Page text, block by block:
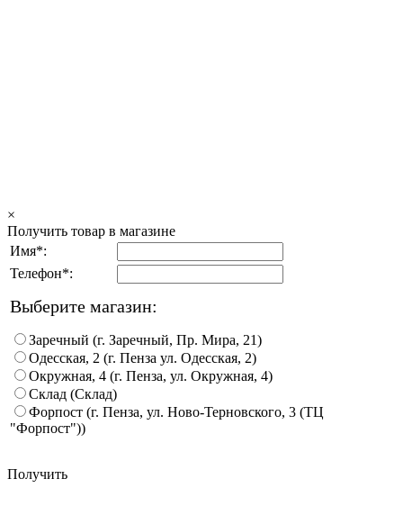
×
Получить товар в магазине
Имя*:
Телефон*:
Выберите магазин:
Заречный (г. Заречный, Пр. Мира, 21)
Одесская, 2 (г. Пенза ул. Одесская, 2)
Окружная, 4 (г. Пенза, ул. Окружная, 4)
Склад (Склад)
Форпост (г. Пенза, ул. Ново-Терновского, 3 (ТЦ
"Форпост"))
Получить